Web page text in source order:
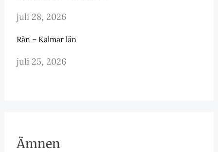
juli 28, 2026
Rån – Kalmar län
juli 25, 2026
Ämnen